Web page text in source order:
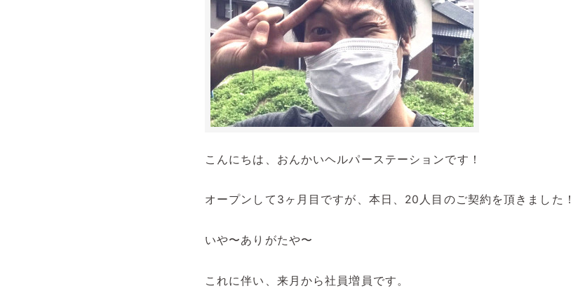
こんにちは、おんかいヘルパーステーションです！
オープンして3ヶ月目ですが、本日、20人目のご契約を頂きました！
いや〜ありがたや〜
これに伴い、来月から社員増員です。